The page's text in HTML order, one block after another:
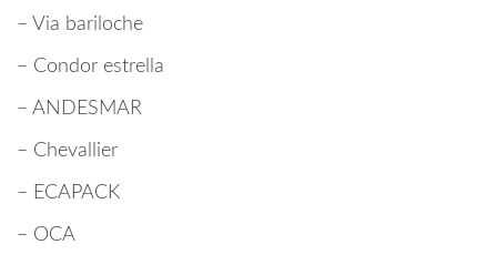
– Via bariloche
– Condor estrella
– ANDESMAR
– Chevallier
– ECAPACK
– OCA